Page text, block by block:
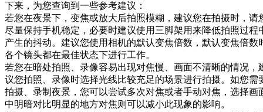
下来，为您查询到一些参考建议：
若您在夜景下，变焦或放大后拍照模糊，建议您在拍摄时，请
尽量保持手机稳定，必要时建议使用三脚架用来降低拍照过程
产生的抖动。建议您使用相机的默认变焦倍数，默认变焦倍数
各个镜头都在最佳状态下进行工作。
若您在暗处拍照、录像容易出现对焦慢、画面不清晰的情况，
议您拍照、录像时选择光线比较充足的场景进行拍摄。如您需
拍摄、录制夜景，您可以尝试多次对焦或者手动对焦，选择画
中明暗对比明显的地方对焦则可以减小此现象的影响。